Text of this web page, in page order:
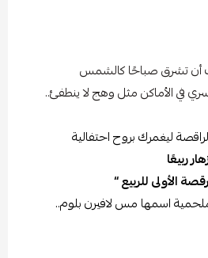
أن تشرق صباحًا كالشمس
في الأماكن مثل وهج لا ينطفئ..
ليغمرك بروح احتفالية
ربيعًا
الأولى للربيع “
ملحمية اسمها مس لافيرن بلوم..